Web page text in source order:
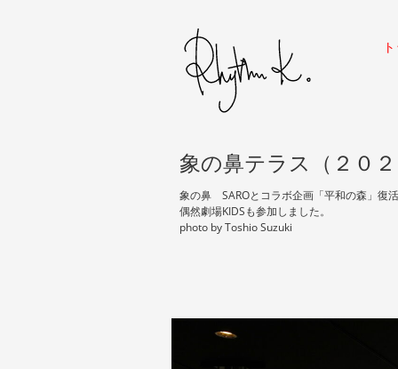
象の鼻テラス（２０
象の鼻 SAROとコラボ企画「平和の森」復
偶然劇場KIDSも参加しました。
photo by Toshio Suzuki